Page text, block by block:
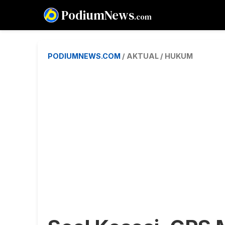
PodiumNews.com
PODIUMNEWS.COM / AKTUAL / HUKUM